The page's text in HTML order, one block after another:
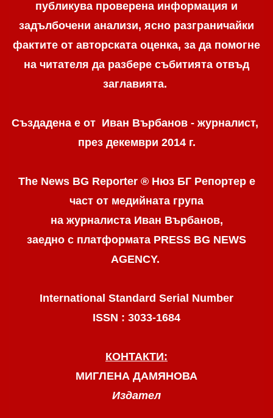
публикува проверена информация и
задълбочени анализи, ясно разграничaйки
фактите от авторската оценка, за да помогне
на читателя да разбере събитията отвъд
заглавията.
Създадена е от Иван Върбанов - журналист,
през декември 2014 г.
The News BG Reporter ® Нюз БГ Репортере
част от медийната група
на журналиста Иван Върбанов,
заедно с платформата PRESS BG NEWS
AGENCY.
International Standard Serial Number
ISSN : 3033-1684
КОНТАКТИ:
МИГЛЕНА ДАМЯНОВА
Издател